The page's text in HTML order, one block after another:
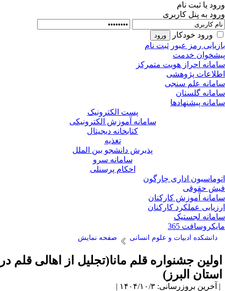
یا ثبت نام
به پنل کاربری
ورود خودکار
رمز عبور ثبت نام
خدمت
احراز هویت متمرکز
پژوهشی
علم سنجی
گلستان
پیشنهادها
پست الکترونیک
سامانه آموزش الکترونیکی
کتابخانه دیجیتال
تغذیه
پذیرش دانشجو بین الملل
سامانه سرو
احکام پرسنلی
اداری چارگون
حقوقی
آموزش کارکنان
عملکرد کارکنان
لجستیک
365
دانشکده ادبیات و علوم انسانی صفحه نمایش
جشنواره قلم مانا(تجلیل از اهالی قلم در
البرز)
بروزرسانی: ۱۴۰۴/۱۰/۳ |